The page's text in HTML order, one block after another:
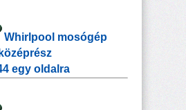
Whirlpool mosógép
egy oldalra